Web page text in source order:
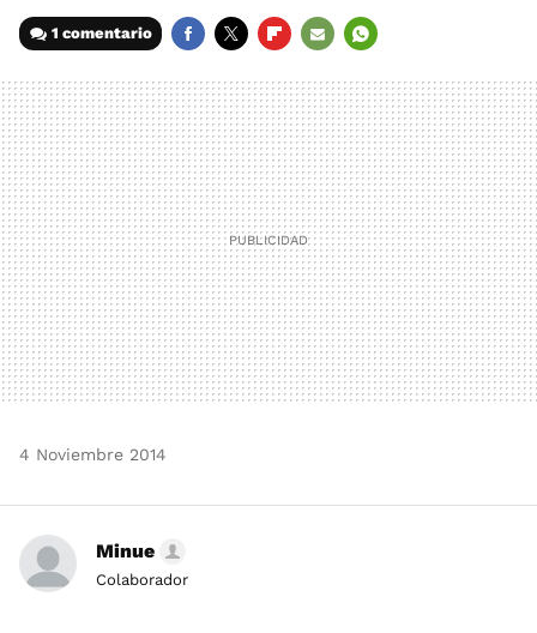
1 comentario
MAIL
4 Noviembre 2014
Minue
Colaborador